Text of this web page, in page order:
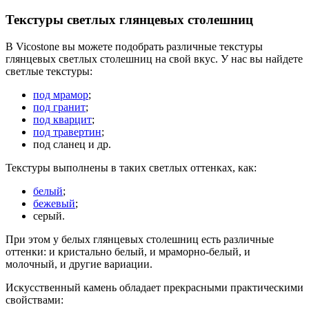
Текстуры светлых глянцевых столешниц
В Vicostone вы можете подобрать различные текстуры
глянцевых светлых столешниц на свой вкус. У нас вы найдете
светлые текстуры:
под мрамор;
под гранит;
под кварцит;
под травертин;
под сланец и др.
Текстуры выполнены в таких светлых оттенках, как:
белый;
бежевый;
серый.
При этом у белых глянцевых столешниц есть различные
оттенки: и кристально белый, и мраморно-белый, и
молочный, и другие вариации.
Искусственный камень обладает прекрасными практическими
свойствами: